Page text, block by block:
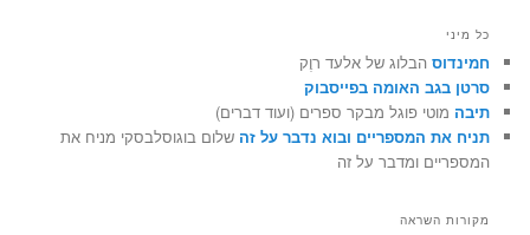
כל מיני
חמינדוס הבלוג של אלעד רוֶק
סרטן בגב האומה בפייסבוק
תיבה מוטי פוגל מבקר ספרים (ועוד דברים)
תניח את המספריים ובוא נדבר על זה שלום בוגוסלבסקי מניח את
המספריים ומדבר על זה
מקורות השראה